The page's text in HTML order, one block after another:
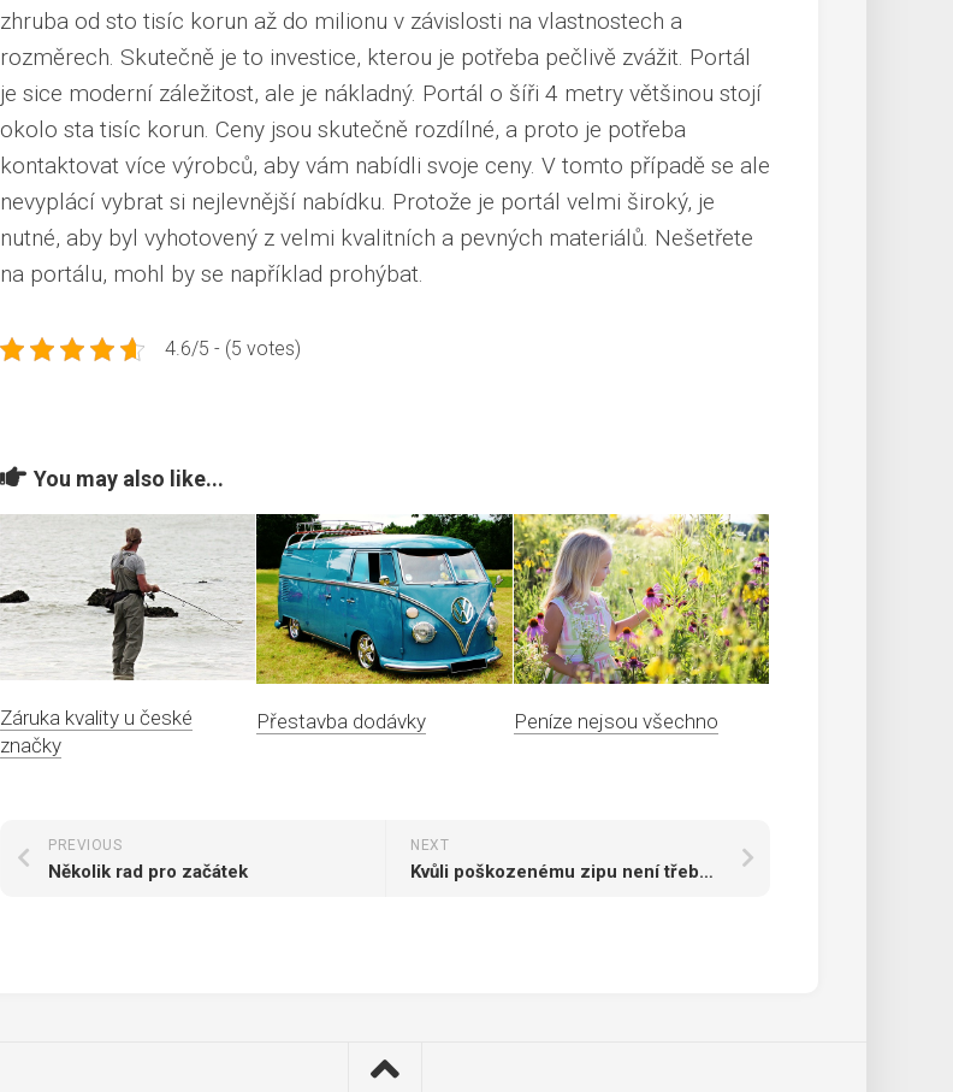
zhruba od sto tisíc korun až do milionu v závislosti na vlastnostech a
rozměrech. Skutečně je to investice, kterou je potřeba pečlivě zvážit. Portál
je sice moderní záležitost, ale je nákladný. Portál o šíři 4 metry většinou stojí
okolo sta tisíc korun. Ceny jsou skutečně rozdílné, a proto je potřeba
kontaktovat více výrobců, aby vám nabídli svoje ceny. V tomto případě se ale
nevyplácí vybrat si nejlevnější nabídku. Protože je portál velmi široký, je
nutné, aby byl vyhotovený z velmi kvalitních a pevných materiálů. Nešetřete
na portálu, mohl by se například prohýbat.
4.6/5 - (5 votes)
You may also like...
Záruka kvality u české
značky
Přestavba dodávky Peníze nejsou všechno
NEXT
Kvůli poškozenému zipu není třeba věc vyhazovat
PREVIOUS
Několik rad pro začátek